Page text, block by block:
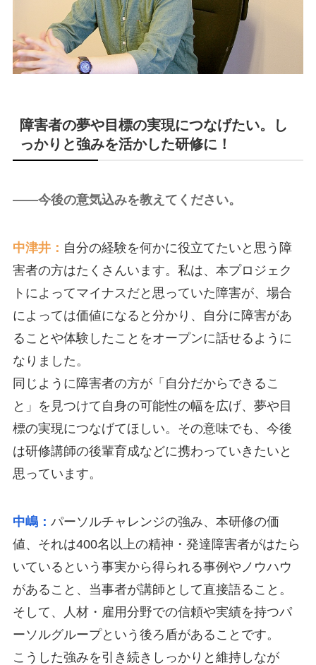
障害者の夢や目標の実現につなげたい。し
っかりと強みを活かした研修に！
――今後の意気込みを教えてください。
中津井： 自分の経験を何かに役立てたいと思う障
害者の方はたくさんいます。私は、本プロジェク
トによってマイナスだと思っていた障害が、場合
によっては価値になると分かり、自分に障害があ
ることや体験したことをオープンに話せるように
なりました。
同じように障害者の方が「自分だからできるこ
と」を見つけて自身の可能性の幅を広げ、夢や目
標の実現につなげてほしい。その意味でも、今後
は研修講師の後輩育成などに携わっていきたいと
思っています。
中嶋： パーソルチャレンジの強み、本研修の価
値、それは400名以上の精神・発達障害者がはたら
いているという事実から得られる事例やノウハウ
があること、当事者が講師として直接語ること。
そして、人材・雇用分野での信頼や実績を持つパ
ーソルグループという後ろ盾があることです。
こうした強みを引き続きしっかりと維持しなが